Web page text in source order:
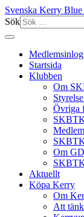
Svenska Kerry
Sök
Startsida
Klubben
Om
Övriga
Om
Aktuellt
Köpa Kerry
Om
Att